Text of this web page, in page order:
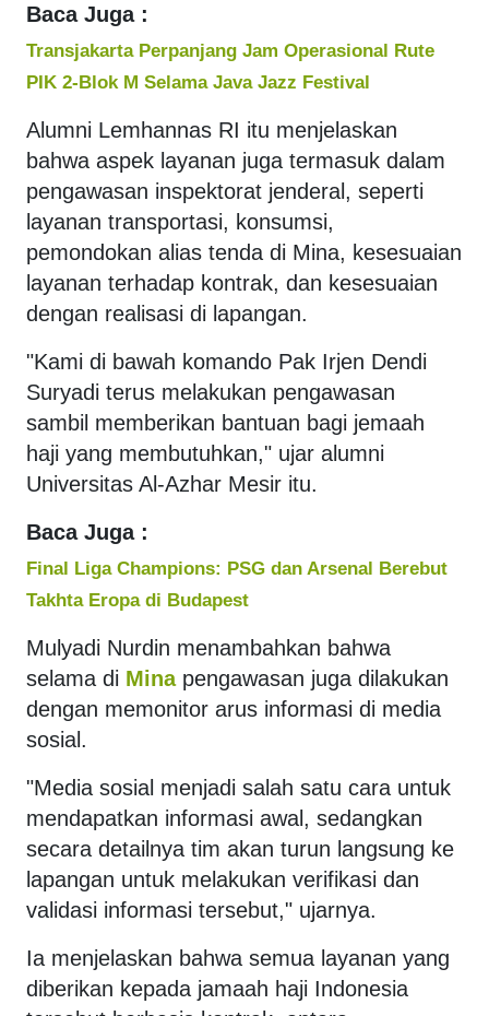
Baca Juga :
Transjakarta Perpanjang Jam Operasional Rute
PIK 2-Blok M Selama Java Jazz Festival
Alumni Lemhannas RI itu menjelaskan
bahwa aspek layanan juga termasuk dalam
pengawasan inspektorat jenderal, seperti
layanan transportasi, konsumsi,
pemondokan alias tenda di Mina, kesesuaian
layanan terhadap kontrak, dan kesesuaian
dengan realisasi di lapangan.
"Kami di bawah komando Pak Irjen Dendi
Suryadi terus melakukan pengawasan
sambil memberikan bantuan bagi jemaah
haji yang membutuhkan," ujar alumni
Universitas Al-Azhar Mesir itu.
Baca Juga :
Final Liga Champions: PSG dan Arsenal Berebut
Takhta Eropa di Budapest
Mulyadi Nurdin menambahkan bahwa
selama di Mina pengawasan juga dilakukan
dengan memonitor arus informasi di media
sosial.
"Media sosial menjadi salah satu cara untuk
mendapatkan informasi awal, sedangkan
secara detailnya tim akan turun langsung ke
lapangan untuk melakukan verifikasi dan
validasi informasi tersebut," ujarnya.
Ia menjelaskan bahwa semua layanan yang
diberikan kepada jamaah haji Indonesia